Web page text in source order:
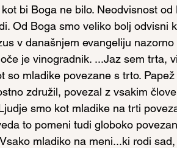
bi Boga ne bilo. Neodvisnost od
Od Boga smo veliko bolj odvisni
v današnjem evangeliju
je vinogradnik. ...Jaz sem trta,
so mladike povezane s trto.
združil, povezal z vsakim
smo kot mladike na trti
to pomeni tudi globoko
mladiko na meni...ki rodi